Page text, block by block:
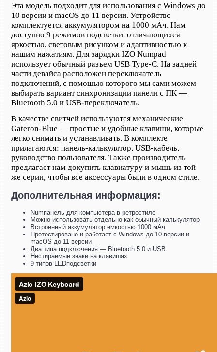
Эта модель подходит для использования с Windows до
10 версии и macOS до 11 версии. Устройство
комплектуется аккумулятором на 1000 мАч. Нам
доступно 9 режимов подсветки, отличающихся
яркостью, световым рисунком и адаптивностью к
нашим нажатиям. Для зарядки IZO Numpad
использует обычный разъем USB Type-C. На задней
части девайса расположен переключатель
подключений, с помощью которого мы сами можем
выбирать вариант синхронизации панели с ПК —
Bluetooth 5.0 и USB-переключатель.
В качестве свитчей используются механические
Gateron-Blue — простые и удобные клавиши, которые
легко снимать и устанавливать. В комплекте
прилагаются: панель-калькулятор, USB-кабель,
руководство пользователя. Также производитель
предлагает нам докупить клавиатуру и мышь из той
же серии, чтобы все аксессуары были в одном стиле.
Дополнительная информация:
Numпанель для компьютера в ретростиле
Можно использовать отдельно как обычный калькулятор
Встроенный аккумулятор емкостью 1000 мАч
Протестировано и работает с Windows до 10 версии и
macOS до 11 версии
Два типа подключения — Bluetooth 5.0 и USB
Нестираемые знаки на клавишах
9 типов LEDподсветки